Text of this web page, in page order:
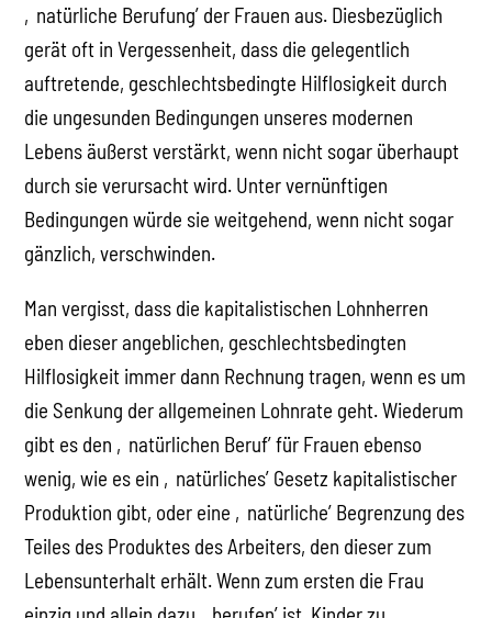
‚natürliche Berufung’ der Frauen aus. Diesbezüglich
gerät oft in Vergessenheit, dass die gelegentlich
auftretende, geschlechtsbedingte Hilflosigkeit durch
die ungesunden Bedingungen unseres modernen
Lebens äußerst verstärkt, wenn nicht sogar überhaupt
durch sie verursacht wird. Unter vernünftigen
Bedingungen würde sie weitgehend, wenn nicht sogar
gänzlich, verschwinden.
Man vergisst, dass die kapitalistischen Lohnherren
eben dieser angeblichen, geschlechtsbedingten
Hilflosigkeit immer dann Rechnung tragen, wenn es um
die Senkung der allgemeinen Lohnrate geht. Wiederum
gibt es den ‚natürlichen Beruf’ für Frauen ebenso
wenig, wie es ein ‚natürliches’ Gesetz kapitalistischer
Produktion gibt, oder eine ‚natürliche’ Begrenzung des
Teiles des Produktes des Arbeiters, den dieser zum
Lebensunterhalt erhält. Wenn zum ersten die Frau